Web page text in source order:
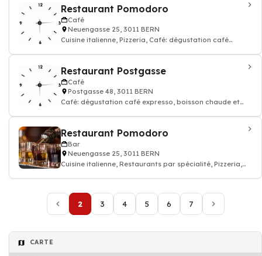
Restaurant Pomodoro
Café
Neuengasse 25, 3011 BERN
Cuisine italienne, Pizzeria, Café: dégustation café
Restaurant Postgasse
Café
Postgasse 48, 3011 BERN
Café: dégustation café expresso, boisson chaude et
Restaurant Pomodoro
Bar
Neuengasse 25, 3011 BERN
Cuisine italienne, Restaurants par spécialité, Pizzeria,
2 3 4 5 6 7
CARTE